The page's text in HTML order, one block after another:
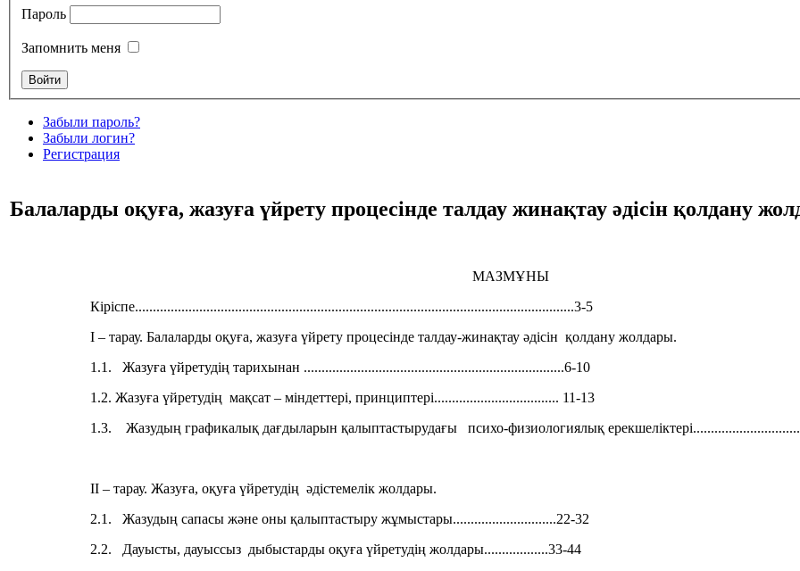
Пароль
Запомнить меня
Забыли пароль?
Забыли логин?
Регистрация
Балаларды оқуға, жазуға үйрету процесінде талдау жинақтау әдісін қолдану
МАЗМҰНЫ
Кіріспе...........................................................................................................................3-5
I – тарау. Балаларды оқуға, жазуға үйрету процесінде талдау-жинақтау әдісін қолдану жолдары.
1.1. Жазуға үйретудің тарихынан .........................................................................6-10
1.2. Жазуға үйретудің мақсат – міндеттері, принциптері................................... 11-13
1.3. Жазудың графикалық дағдыларын қалыптастырудағы психо-физиологиялық
II – тарау. Жазуға, оқуға үйретудің әдістемелік жолдары.
2.1. Жазудың сапасы және оны қалыптастыру жұмыстары.............................22-32
2.2. Дауысты, дауыссыз дыбыстарды оқуға үйретудің жолдары..................33-44